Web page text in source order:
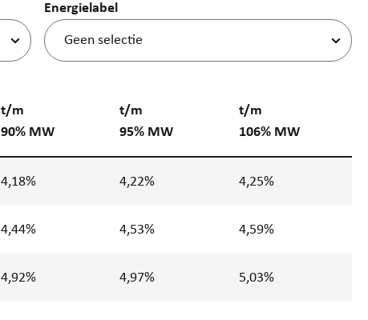
Energielabel
t/m
90% MW
t/m
95% MW
t/m
106% MW
4,18% 4,22% 4,25%
4,44% 4,53% 4,59%
4,92% 4,97% 5,03%